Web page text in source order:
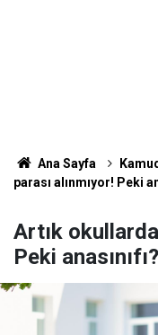
Ana Sayfa
parası alınmıyor! Peki
Artık okullarda
Peki anasınıfı?